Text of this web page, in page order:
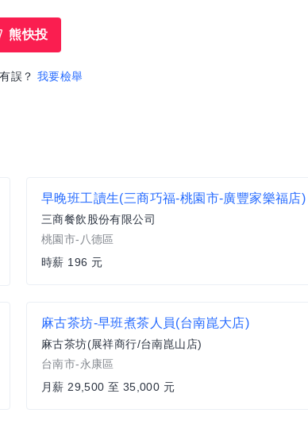
熊快投
誤？ 我要檢舉
早晚班工讀生(三商巧福-桃園市-廣豐家樂福店)
三商餐飲股份有限公司
桃園市-八德區
時薪 196 元
麻古茶坊-早班煮茶人員(台南崑大店)
麻古茶坊(展祥商行/台南崑山店)
台南市-永康區
月薪 29,500 至 35,000 元